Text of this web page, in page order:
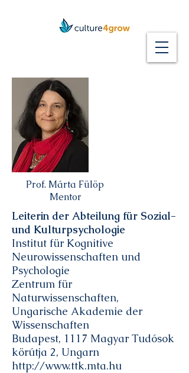
Prof. Márta Fülöp
Mentor
Leiterin der Abteilung für Sozial-
und Kulturpsychologie
Institut für Kognitive
Neurowissenschaften und
Psychologie
Zentrum für
Naturwissenschaften,
Ungarische Akademie der
Wissenschaften
Budapest, 1117 Magyar Tudósok
körútja 2, Ungarn
http://www.ttk.mta.hu